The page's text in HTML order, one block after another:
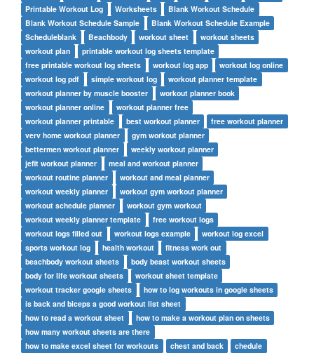
Printable Workout Log
Worksheets
Blank Workout Schedule
Blank Workout Schedule Sample
Blank Workout Schedule Example
Scheduleblank
Beachbody workout sheet
workout sheets
workout plan
printable workout log sheets template
free printable workout log sheets
workout log app
workout log online
workout log pdf
simple workout log
workout planner template
workout planner by muscle booster
workout planner book
workout planner online
workout planner free
workout planner printable
best workout planner
free workout planner
verv home workout planner
gym workout planner
bettermen workout planner
weekly workout planner
jefit workout planner
meal and workout planner
workout routine planner
workout and meal planner
workout weekly planner
workout gym workout planner
workout schedule planner
workout gym workout
workout weekly planner template
free workout logs
workout logs filled out
workout logs example
workout log excel
sports workout log
health workout
fitness work out
beachbody workout sheets
body beast workout sheets
body for life workout sheets
workout sheet template
workout tracker google sheets
how to log workouts in google sheets
is back and biceps a good workout list sheet
how to read a workout sheet
how to make a workout plan on sheets
how many workout sheets are there
how to make excel sheet for workouts
chest and back
chedule